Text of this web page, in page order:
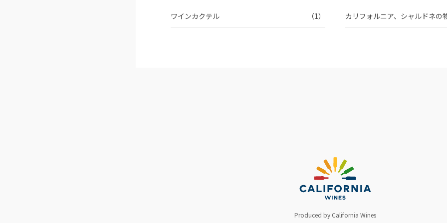
ワインカクテル （1） カリフォルニア、シャルドネの
Produced by California Wines